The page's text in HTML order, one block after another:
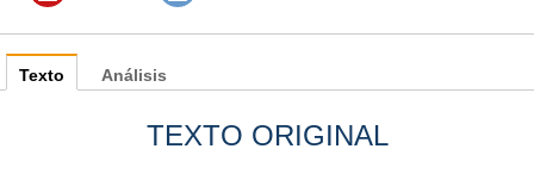
Texto
TEXTO ORIGINAL
Análisis